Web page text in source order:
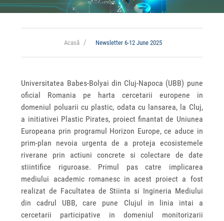
Acasă Newsletter 6-12 June 2025
Universitatea Babes-Bolyai din Cluj-Napoca (UBB) pune
oficial Romania pe harta cercetarii europene in
domeniul poluarii cu plastic, odata cu lansarea, la Cluj,
a initiativei Plastic Pirates, proiect finantat de Uniunea
Europeana prin programul Horizon Europe, ce aduce in
prim-plan nevoia urgenta de a proteja ecosistemele
riverane prin actiuni concrete si colectare de date
stiintifice riguroase. Primul pas catre implicarea
mediului academic romanesc in acest proiect a fost
realizat de Facultatea de Stiinta si Ingineria Mediului
din cadrul UBB, care pune Clujul in linia intai a
cercetarii participative in domeniul monitorizarii